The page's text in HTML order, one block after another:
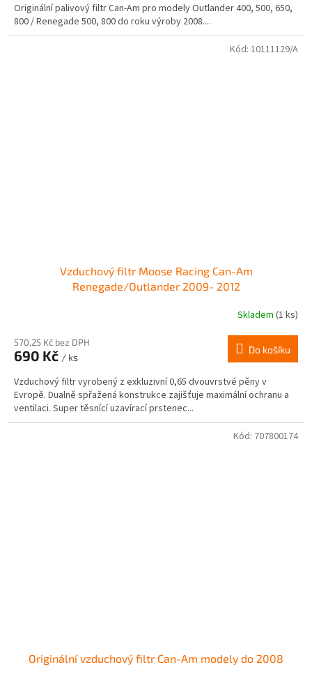
Originální palivový filtr Can-Am pro modely Outlander 400, 500, 650,
800 / Renegade 500, 800 do roku výroby 2008....
Vzduchový filtr Moose Racing Can-Am
Renegade/Outlander 2009- 2012
Skladem (1 ks)
570,25 Kč bez DPH
690 Kč / ks
Do košíku
Vzduchový filtr vyrobený z exkluzivní 0,65 dvouvrstvé pěny v
Evropě. Dualně spřažená konstrukce zajišťuje maximální ochranu a
ventilaci. Super těsnící uzavírací prstenec...
Kód: 10111129/A
Originální vzduchový filtr Can-Am modely do 2008
Kód: 707800174